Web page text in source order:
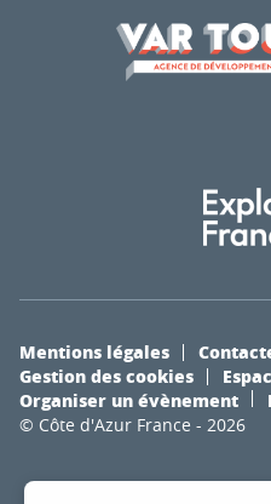
© Côte d'Azur France - 2026
Mentions légales
Gestion des cookies
Organiser un évènement